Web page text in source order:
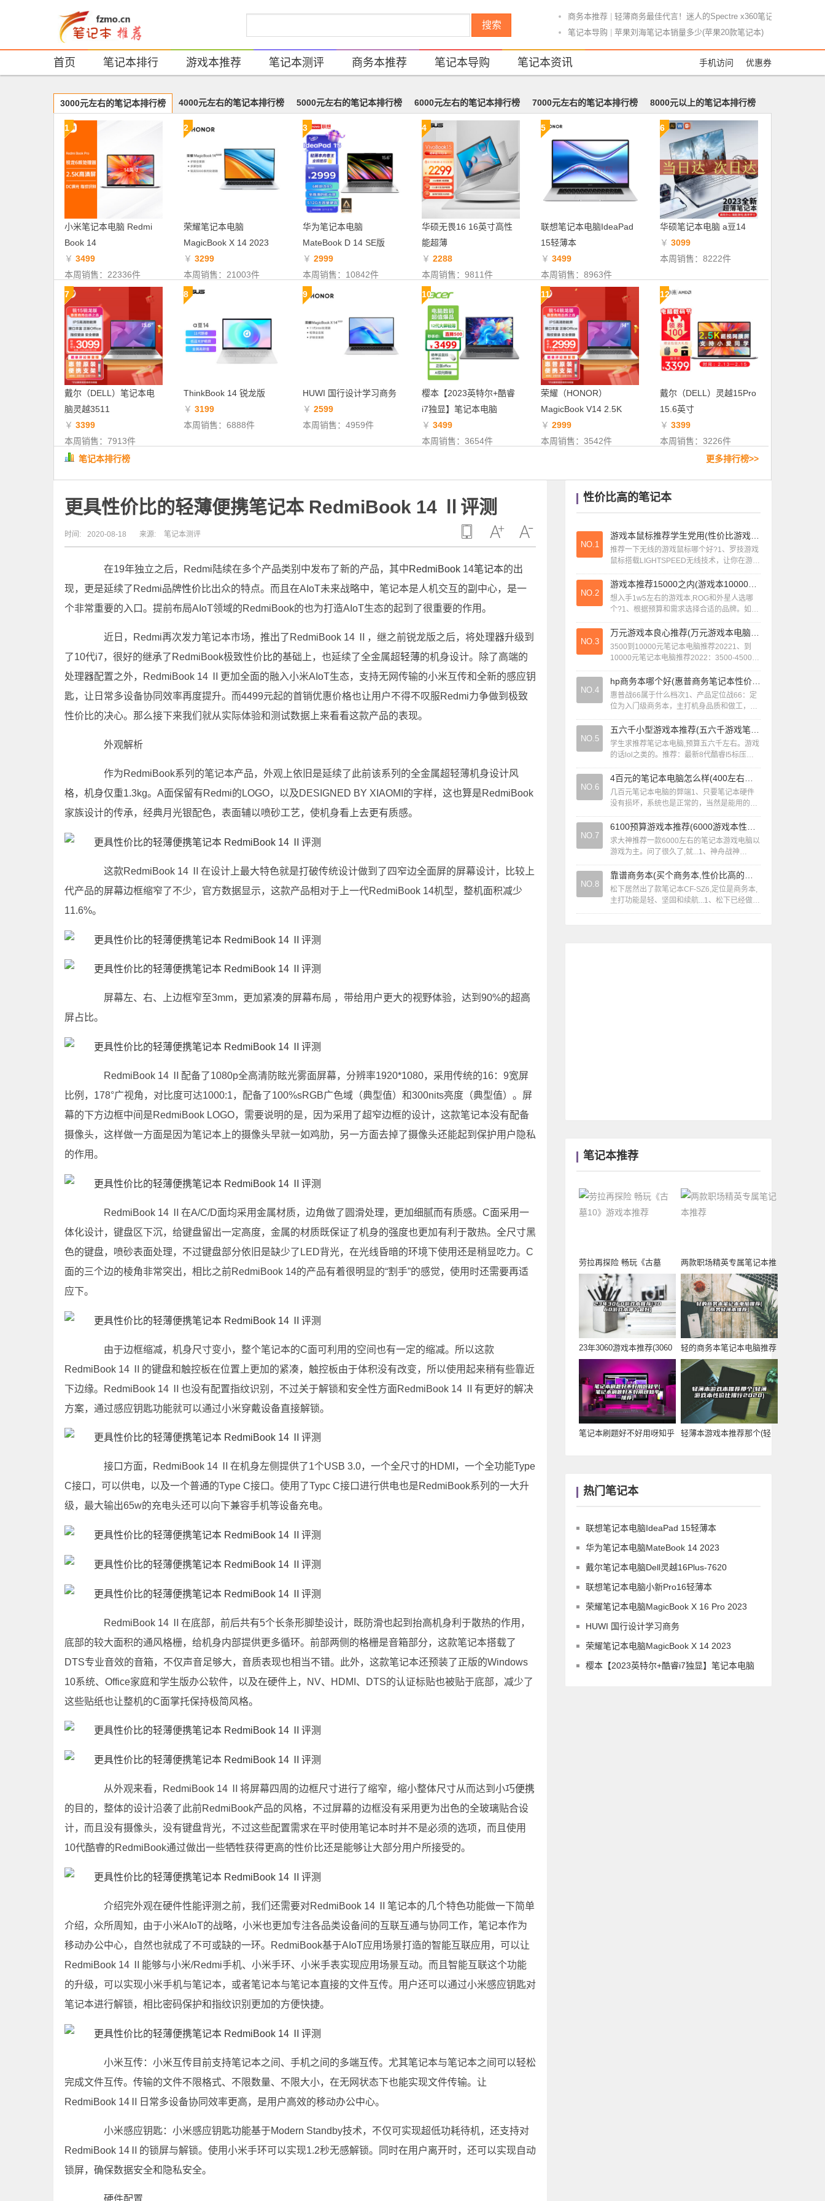
搜索
商务本推荐
轻薄商务最佳代言！迷人的Spectre x360笔记本
笔记本导购
苹果刘海笔记本销量多少(苹果20款笔记本)
笔记本导购|2017十大热门笔记本电脑排行榜
笔记本测评
雷蛇灵刃15评测：让人爱恨交织的游戏本
笔记本测评| 笔记本电脑usbc接口怎么样(笔记本电脑usb接口什么样)
笔记本测评|东芝笔记本电脑怎么样6(东芝笔记本2017款)
笔记本电池电量排名前十(笔记本电脑电池排行)
笔记本导购|笔记本十大配件排名(笔记本配件品牌排行榜)
游戏本推荐|500以内游戏本键盘推荐(500左右游戏本推荐)
游戏本推荐|2020学生推荐游戏本(2021适合学生的游戏本)
笔记本导购|6千左右笔记本排名(6千笔记本推荐)
笔记本贴纸用了好不好(笔记本贴纸好么)
商务本推荐|商务本什么配置重要性(商务本配置很低吗)
商务本推荐
小米笔记本Pro适合做商务本吗(小米笔记本pro适合做商务
商务本推荐
ps玛雅商务本可以运行嘛(玛雅22对电脑配置要求)
游戏本推荐|
游戏本推荐|笔记本游戏本推荐飞行堡垒(笔记本电脑飞行堡垒怎么样)
商务本推荐
500元左右的商务本(5000以内商务本)
游戏本推荐|一万高端游戏本电脑推荐(一万多的游戏本)
首页 笔记本排行 游戏本推荐 笔记本测评 商务本推荐 笔记本导购 笔记本资讯 手机访问 优惠券
3000元左右的笔记本排行榜 4000元左右的笔记本排行榜 5000元左右的笔记本排行榜 6000元左右的笔记本排行榜 7000元左右的笔记本排行榜 8000元以上的笔记本排行榜
1
小米笔记本电脑 Redmi
Book 14
￥ 3499
本周销售：22336件
2
荣耀笔记本电脑
MagicBook X 14 2023
￥ 3299
本周销售：21003件
3
华为笔记本电脑
MateBook D 14 SE版
￥ 2999
本周销售：10842件
4
华硕无畏16 16英寸高性
能超薄
￥ 2288
本周销售：9811件
5
联想笔记本电脑IdeaPad
15轻薄本
￥ 3499
本周销售：8963件
6
华硕笔记本电脑 a豆14
￥ 3099
本周销售：8222件
7
戴尔（DELL）笔记本电
脑灵越3511
￥ 3399
本周销售：7913件
8
ThinkBook 14 锐龙版
￥ 3199
本周销售：6888件
9
HUWI 国行设计学习商务
￥ 2599
本周销售：4959件
10
樱本【2023英特尔+酷睿
i7独显】笔记本电脑
￥ 3499
本周销售：3654件
11
荣耀（HONOR）
MagicBook V14 2.5K
￥ 2999
本周销售：3542件
12
戴尔（DELL）灵越15Pro
15.6英寸
￥ 3399
本周销售：3226件
笔记本排行榜
更多排行榜>>
更具性价比的轻薄便携笔记本 RedmiBook 14 Ⅱ评测
时间: 2020-08-18 来源: 笔记本测评
在19年独立之后，Redmi陆续在多个产品类别中发布了新的产品，其中RedmiBook 14笔记本的出
现，更是延续了Redmi品牌性价比出众的特点。而且在AIoT未来战略中，笔记本是人机交互的副中心，是一
个非常重要的入口。提前布局AIoT领域的RedmiBook的也为打造AIoT生态的起到了很重要的作用。
近日，Redmi再次发力笔记本市场，推出了RedmiBook 14 Ⅱ，继之前锐龙版之后，将处理器升级到
了10代i7，很好的继承了RedmiBook极致性价比的基础上，也延续了全金属超轻薄的机身设计。除了高端的
处理器配置之外，RedmiBook 14 Ⅱ更加全面的融入小米AIoT生态，支持无网传输的小米互传和全新的感应钥
匙，让日常多设备协同效率再度提升。而4499元起的首销优惠价格也让用户不得不叹服Redmi力争做到极致
性价比的决心。那么接下来我们就从实际体验和测试数据上来看看这款产品的表现。
外观解析
作为RedmiBook系列的笔记本产品，外观上依旧是延续了此前该系列的全金属超轻薄机身设计风
格，机身仅重1.3kg。A面保留有Redmi的LOGO，以及DESIGNED BY XIAOMI的字样，这也算是RedmiBook
家族设计的传承，经典月光银配色，表面辅以喷砂工艺，使机身看上去更有质感。
这款RedmiBook 14 Ⅱ在设计上最大特色就是打破传统设计做到了四窄边全面屏的屏幕设计，比较上
代产品的屏幕边框缩窄了不少，官方数据显示，这款产品相对于上一代RedmiBook 14机型，整机面积减少
11.6%。
屏幕左、右、上边框窄至3mm，更加紧凑的屏幕布局 ，带给用户更大的视野体验，达到90%的超高
屏占比。
RedmiBook 14 Ⅱ配备了1080p全高清防眩光雾面屏幕，分辨率1920*1080，采用传统的16：9宽屏
比例，178°广视角，对比度可达1000:1，配备了100%sRGB广色域（典型值）和300nits亮度（典型值）。屏
幕的下方边框中间是RedmiBook LOGO，需要说明的是，因为采用了超窄边框的设计，这款笔记本没有配备
摄像头，这样做一方面是因为笔记本上的摄像头早就一如鸡肋，另一方面去掉了摄像头还能起到保护用户隐私
的作用。
RedmiBook 14 Ⅱ在A/C/D面均采用金属材质，边角做了圆滑处理，更加细腻而有质感。C面采用一
体化设计，键盘区下沉，给键盘留出一定高度，金属的材质既保证了机身的强度也更加有利于散热。全尺寸黑
色的键盘，喷砂表面处理，不过键盘部分依旧是缺少了LED背光，在光线昏暗的环境下使用还是稍显吃力。C
面的三个边的棱角非常突出，相比之前RedmiBook 14的产品有着很明显的“割手”的感觉，使用时还需要再适
应下。
由于边框缩减，机身尺寸变小，整个笔记本的C面可利用的空间也有一定的缩减。所以这款
RedmiBook 14 Ⅱ的键盘和触控板在位置上更加的紧凑，触控板由于体积没有改变，所以使用起来稍有些靠近
下边缘。RedmiBook 14 Ⅱ也没有配置指纹识别，不过关于解锁和安全性方面RedmiBook 14 Ⅱ有更好的解决
方案，通过感应钥匙功能就可以通过小米穿戴设备直接解锁。
接口方面，RedmiBook 14 Ⅱ在机身左侧提供了1个USB 3.0，一个全尺寸的HDMI，一个全功能Type
C接口，可以供电，以及一个普通的Type C接口。使用了Typc C接口进行供电也是RedmiBook系列的一大升
级，最大输出65w的充电头还可以向下兼容手机等设备充电。
RedmiBook 14 Ⅱ在底部，前后共有5个长条形脚垫设计，既防滑也起到抬高机身利于散热的作用，
底部的较大面积的通风格栅，给机身内部提供更多循环。前部两侧的格栅是音箱部分，这款笔记本搭载了
DTS专业音效的音箱，不仅声音足够大，音质表现也相当不错。此外，这款笔记本还预装了正版的Windows
10系统、Office家庭和学生版办公软件，以及在硬件上，NV、HDMI、DTS的认证标贴也被贴于底部，减少了
这些贴纸也让整机的C面掌托保持极简风格。
从外观来看，RedmiBook 14 Ⅱ将屏幕四周的边框尺寸进行了缩窄，缩小整体尺寸从而达到小巧便携
的目的，整体的设计沿袭了此前RedmiBook产品的风格，不过屏幕的边框没有采用更为出色的全玻璃贴合设
计，而且没有摄像头，没有键盘背光，不过这些配置需求在平时使用笔记本时并不是必须的选项，而且使用
10代酷睿的RedmiBook通过做出一些牺牲获得更高的性价比还是能够让大部分用户所接受的。
介绍完外观在硬件性能评测 之前，我们还需要对RedmiBook 14 Ⅱ笔记本的几个特色功能做一下简单
介绍，众所周知，由于小米AIoT的战略，小米也更加专注各品类设备间的互联互通与协同工作，笔记本作为
移动办公中心，自然也就成了不可或缺的一环。RedmiBook基于AIoT应用场景打造的智能互联应用，可以让
RedmiBook 14 Ⅱ能够与小米/Redmi手机、小米手环、小米手表实现应用场景互动。而且智能互联这个功能
的升级，可以实现小米手机与笔记本，或者笔记本与笔记本直接的文件互传。用户还可以通过小米感应钥匙对
笔记本进行解锁，相比密码保护和指纹识别更加的方便快捷。
小米互传：小米互传目前支持笔记本之间、手机之间的多端互传。尤其笔记本与笔记本之间可以轻松
完成文件互传。传输的文件不限格式、不限数量、不限大小，在无网状态下也能实现文件传输。让
RedmiBook 14Ⅱ日常多设备协同效率更高，是用户高效的移动办公中心。
小米感应钥匙：小米感应钥匙功能基于Modern Standby技术，不仅可实现超低功耗待机，还支持对
RedmiBook 14Ⅱ的锁屏与解锁。使用小米手环可以实现1.2秒无感解锁。同时在用户离开时，还可以实现自动
锁屏，确保数据安全和隐私安全。
硬件配置
性价比高的笔记本
NO.1
推荐一下无线的游戏鼠标哪个好?1、罗技游戏
鼠标搭载LIGHTSPEED无线技术，让你在游戏
中享受快速稳定的连接体验，让你尽情驰骋。
；炫酷灯光效果联...
NO.2
想入手1w5左右的游戏本,ROG和外星人选哪
个?1、根据预算和需求选择合适的品牌。如果
你的预算充足，追求个性和时尚设计，且对性
能有较高要求，那么外星人笔记本是一...
NO.3
3500到10000元笔记本电脑推荐20221、到
10000元笔记本电脑推荐2022：3500-4500元
价位realmeBook增强版￥3699元性价比很高
的...
NO.4
惠普战66属于什么档次1、产品定位战66：定
位为入门级商务本，主打机身品质和做工，面
向商务办公场景，注重耐用性、接口丰富性和
售后服务。星系列：定位更偏向消费级轻...
NO.5
学生求推荐笔记本电脑,预算五六千左右。游戏
的话lol之类的。推荐：最新8代酷睿I5标压版
CPU，如i58300H。这款CPU性能强劲，足以
应对LOL等主流网游的...
NO.6
几百元笔记本电脑的弊端1、只要笔记本硬件
没有损坏，系统也是正常的，当然是能用的，
但具体的性能，要看笔记本的硬件配置，但一
般打打字，玩玩小游戏应该是没有问题的。2...
NO.7
求大神推荐一款6000左右的笔记本游戏电脑以
游戏为主。问了很久了,就...1、神舟战神
K660E-i7 D1中关村报价6199，各地的报价也
不同，不过在600...
NO.8
松下居然出了款笔记本CF-SZ6,定位是商务本,
主打功能是轻、坚固和续航...1、松下已经做了
很多年的电脑啊，不过不是松下铁粉可能不太
笔记本推荐
劳拉再探险 畅玩《古墓
10》游戏本推荐
两款职场精英专属笔记本推
荐
23年3060游戏本推荐(3060
游戏本
轻的商务本笔记本电脑推荐
(商务轻薄本推荐
笔记本刷题好不好用呀知乎
轻薄本游戏本推荐那个(轻
热门笔记本
联想笔记本电脑IdeaPad 15轻薄本
华为笔记本电脑MateBook 14 2023
戴尔笔记本电脑Dell灵越16Plus-7620
联想笔记本电脑小新Pro16轻薄本
荣耀笔记本电脑MagicBook X 16 Pro 2023
HUWI 国行设计学习商务
荣耀笔记本电脑MagicBook X 14 2023
樱本【2023英特尔+酷睿i7独显】笔记本电脑